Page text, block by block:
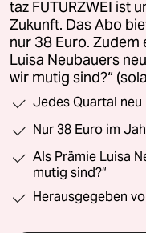
taz FUTURZWEI ist
Zukunft. Das Abo
nur 38 Euro. Zudem
Luisa Neubauers
wir mutig sind?“
Jedes Quartal neu
Nur 38 Euro im
Als Prämie Luisa
mutig sind?“
Herausgegeben